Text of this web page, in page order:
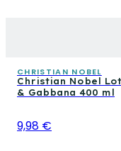
CHRISTIAN NOBEL
Christian Nobel
& Gabbana 400 ml
9,98 €